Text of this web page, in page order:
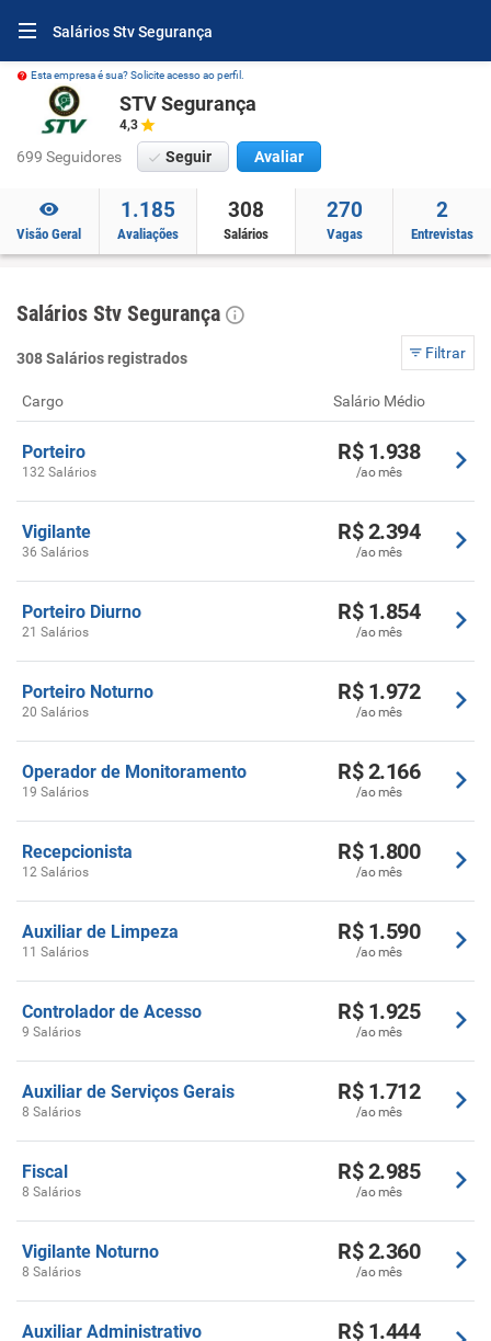
Salários Stv Segurança
Esta empresa é sua? Solicite acesso ao perfil.
STV Segurança
4,3
699 Seguidores Seguir Avaliar
Visão Geral
1.185
Avaliações
308
Salários
270
Vagas
2
Entrevistas
Salários Stv Segurança
308 Salários registrados Filtrar
Cargo Salário Médio
Porteiro
132 Salários
R$ 1.938
/ao mês
Vigilante
36 Salários
R$ 2.394
/ao mês
Porteiro Diurno
21 Salários
R$ 1.854
/ao mês
Porteiro Noturno
20 Salários
R$ 1.972
/ao mês
Operador de Monitoramento
19 Salários
R$ 2.166
/ao mês
Recepcionista
12 Salários
R$ 1.800
/ao mês
Auxiliar de Limpeza
11 Salários
R$ 1.590
/ao mês
Controlador de Acesso
9 Salários
R$ 1.925
/ao mês
Auxiliar de Serviços Gerais
8 Salários
R$ 1.712
/ao mês
Fiscal
8 Salários
R$ 2.985
/ao mês
Vigilante Noturno
8 Salários
R$ 2.360
/ao mês
Auxiliar Administrativo R$ 1.444